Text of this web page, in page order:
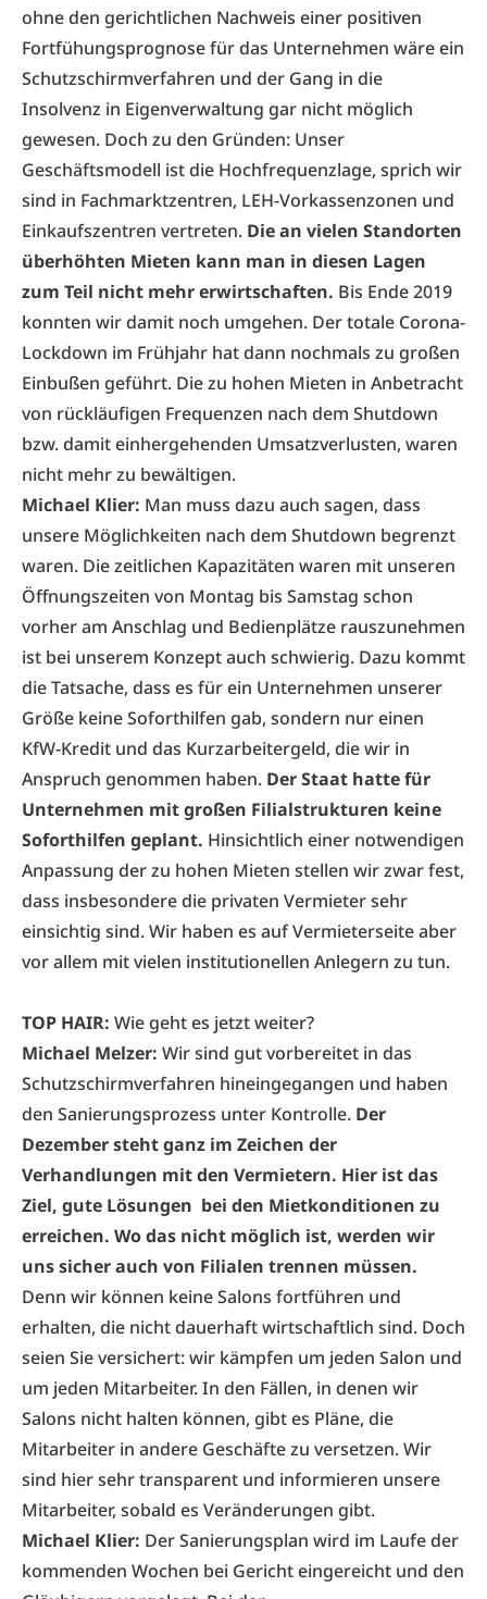
ohne den gerichtlichen Nachweis einer positiven
Fortfühungsprognose für das Unternehmen wäre ein
Schutzschirmverfahren und der Gang in die
Insolvenz in Eigenverwaltung gar nicht möglich
gewesen. Doch zu den Gründen: Unser
Geschäftsmodell ist die Hochfrequenzlage, sprich wir
sind in Fachmarktzentren, LEH-Vorkassenzonen und
Einkaufszentren vertreten. Die an vielen Standorten
überhöhten Mieten kann man in diesen Lagen
zum Teil nicht mehr erwirtschaften. Bis Ende 2019
konnten wir damit noch umgehen. Der totale Corona-
Lockdown im Frühjahr hat dann nochmals zu großen
Einbußen geführt. Die zu hohen Mieten in Anbetracht
von rückläufigen Frequenzen nach dem Shutdown
bzw. damit einhergehenden Umsatzverlusten, waren
nicht mehr zu bewältigen.
Michael Klier: Man muss dazu auch sagen, dass
unsere Möglichkeiten nach dem Shutdown begrenzt
waren. Die zeitlichen Kapazitäten waren mit unseren
Öffnungszeiten von Montag bis Samstag schon
vorher am Anschlag und Bedienplätze rauszunehmen
ist bei unserem Konzept auch schwierig. Dazu kommt
die Tatsache, dass es für ein Unternehmen unserer
Größe keine Soforthilfen gab, sondern nur einen
KfW-Kredit und das Kurzarbeitergeld, die wir in
Anspruch genommen haben. Der Staat hatte für
Unternehmen mit großen Filialstrukturen keine
Soforthilfen geplant. Hinsichtlich einer notwendigen
Anpassung der zu hohen Mieten stellen wir zwar fest,
dass insbesondere die privaten Vermieter sehr
einsichtig sind. Wir haben es auf Vermieterseite aber
vor allem mit vielen institutionellen Anlegern zu tun.
TOP HAIR: Wie geht es jetzt weiter?
Michael Melzer: Wir sind gut vorbereitet in das
Schutzschirmverfahren hineingegangen und haben
den Sanierungsprozess unter Kontrolle. Der
Dezember steht ganz im Zeichen der
Verhandlungen mit den Vermietern. Hier ist das
Ziel, gute Lösungen bei den Mietkonditionen zu
erreichen. Wo das nicht möglich ist, werden wir
uns sicher auch von Filialen trennen müssen.
Denn wir können keine Salons fortführen und
erhalten, die nicht dauerhaft wirtschaftlich sind. Doch
seien Sie versichert: wir kämpfen um jeden Salon und
um jeden Mitarbeiter. In den Fällen, in denen wir
Salons nicht halten können, gibt es Pläne, die
Mitarbeiter in andere Geschäfte zu versetzen. Wir
sind hier sehr transparent und informieren unsere
Mitarbeiter, sobald es Veränderungen gibt.
Michael Klier: Der Sanierungsplan wird im Laufe der
kommenden Wochen bei Gericht eingereicht und den